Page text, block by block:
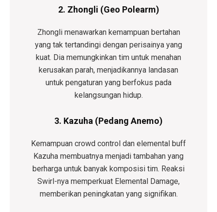
2. Zhongli (Geo Polearm)
Zhongli menawarkan kemampuan bertahan
yang tak tertandingi dengan perisainya yang
kuat. Dia memungkinkan tim untuk menahan
kerusakan parah, menjadikannya landasan
untuk pengaturan yang berfokus pada
kelangsungan hidup.
3. Kazuha (Pedang Anemo)
Kemampuan crowd control dan elemental buff
Kazuha membuatnya menjadi tambahan yang
berharga untuk banyak komposisi tim. Reaksi
Swirl-nya memperkuat Elemental Damage,
memberikan peningkatan yang signifikan.